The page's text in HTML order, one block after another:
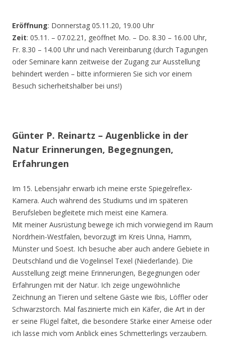
Eröffnung: Donnerstag 05.11.20, 19.00 Uhr
Zeit: 05.11. – 07.02.21, geöffnet Mo. – Do. 8.30 – 16.00 Uhr,
Fr. 8.30 – 14.00 Uhr und nach Vereinbarung (durch Tagungen
oder Seminare kann zeitweise der Zugang zur Ausstellung
behindert werden – bitte informieren Sie sich vor einem
Besuch sicherheitshalber bei uns!)
Günter P. Reinartz – Augenblicke in der
Natur Erinnerungen, Begegnungen,
Erfahrungen
Im 15. Lebensjahr erwarb ich meine erste Spiegelreflex-
Kamera. Auch während des Studiums und im späteren
Berufsleben begleitete mich meist eine Kamera.
Mit meiner Ausrüstung bewege ich mich vorwiegend im Raum
Nordrhein-Westfalen, bevorzugt im Kreis Unna, Hamm,
Münster und Soest. Ich besuche aber auch andere Gebiete in
Deutschland und die Vogelinsel Texel (Niederlande). Die
Ausstellung zeigt meine Erinnerungen, Begegnungen oder
Erfahrungen mit der Natur. Ich zeige ungewöhnliche
Zeichnung an Tieren und seltene Gäste wie Ibis, Löffler oder
Schwarzstorch. Mal faszinierte mich ein Käfer, die Art in der
er seine Flügel faltet, die besondere Stärke einer Ameise oder
ich lasse mich vom Anblick eines Schmetterlings verzaubern.